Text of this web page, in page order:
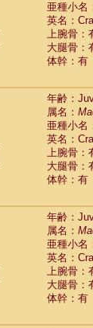
亜種小名
英名：
上腕骨：
大腿骨：
体幹：有
年齢：
属名：
亜種小名
英名：
上腕骨：
大腿骨：
体幹：有
年齢：
属名：
亜種小名
英名：
上腕骨：
大腿骨：
体幹：有